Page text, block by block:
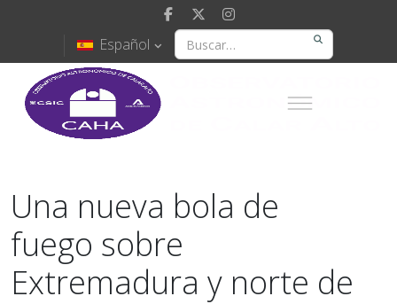
Español
Una nueva bola de
fuego sobre
Extremadura y norte de